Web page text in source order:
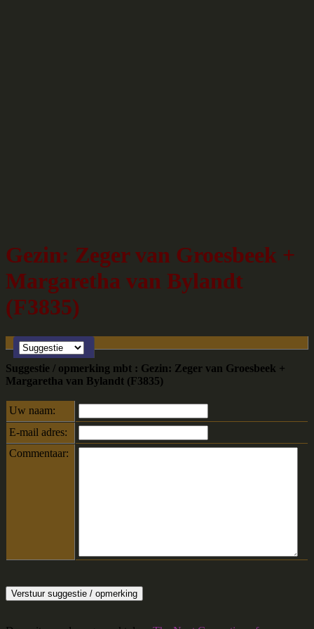
Gezin: Zeger van Groesbeek +
Margaretha van Bylandt
(F3835)
Suggestie / opmerking mbt : Gezin: Zeger van Groesbeek +
Margaretha van Bylandt (F3835)
Uw naam:
E-mail adres:
Commentaar: